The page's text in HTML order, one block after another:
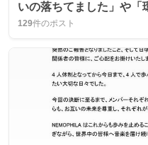
いの落ちてました」や「
129件のポスト